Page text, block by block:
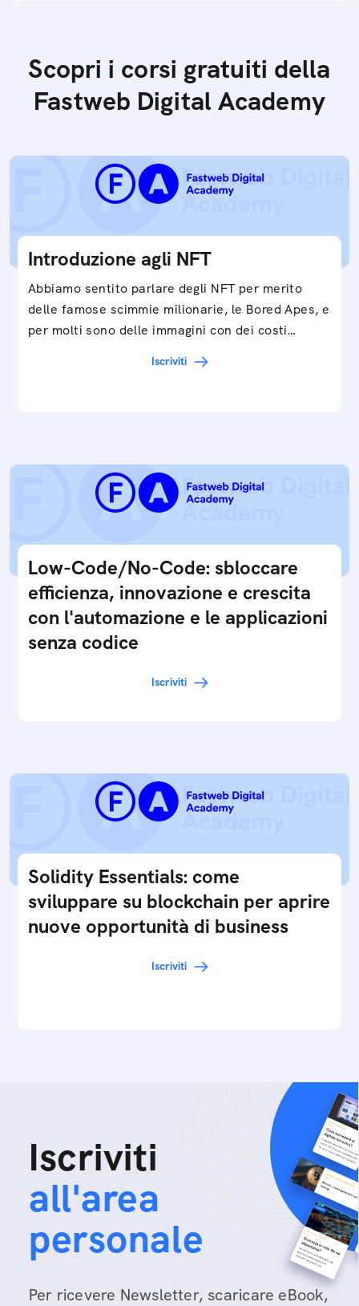
Scopri i corsi gratuiti della
Fastweb Digital Academy
Introduzione agli NFT
Abbiamo sentito parlare degli NFT per merito
delle famose scimmie milionarie, le Bored Apes, e
per molti sono delle immagini con dei costi…
Iscriviti
Low-Code/No-Code: sbloccare
efficienza, innovazione e crescita
con l'automazione e le applicazioni
senza codice
Iscriviti
Solidity Essentials: come
sviluppare su blockchain per aprire
nuove opportunità di business
Iscriviti
Iscriviti
all'area
personale
Per ricevere Newsletter, scaricare eBook,